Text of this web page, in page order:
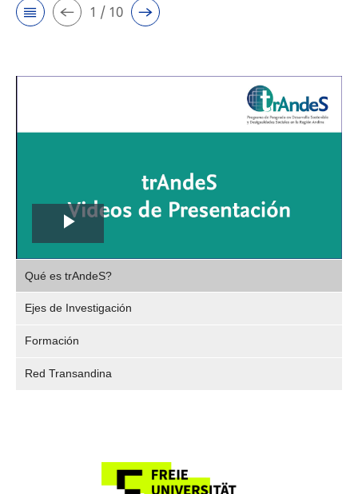
1 / 10
Play
Video
Qué es trAndeS?
Ejes de Investigación
Formación
Red Transandina